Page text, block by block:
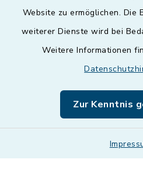
Website zu ermöglichen. Die
weiterer Dienste wird bei
Weitere Informationen
Zur Kenntnis